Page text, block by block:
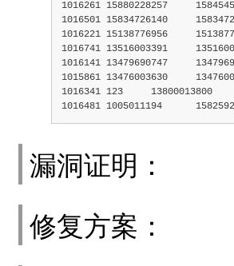
1016261	15880228257
1016501	15834726140
1016221	15138776956
1016741	13516003391
1016141	13479690747
1015861	13476003630
1016341	123
1016481	1005011194
漏洞证明：
修复方案：